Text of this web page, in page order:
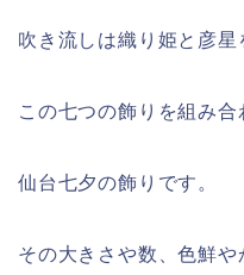
吹き流しは織り姫と彦星
この七つの飾りを組み合
仙台七夕の飾りです。
その大きさや数、色鮮や